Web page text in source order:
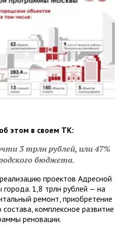
этом в своем ТК:
3 трлн рублей, или 47%
бюджета.
проектов Адресной
1,8 трлн рублей — на
ремонт, приобретение
комплексное развитие
реновации.